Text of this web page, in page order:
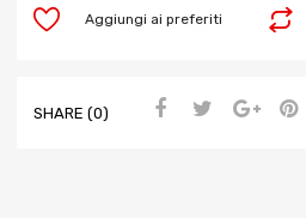
Aggiungi ai preferiti
SHARE (0)